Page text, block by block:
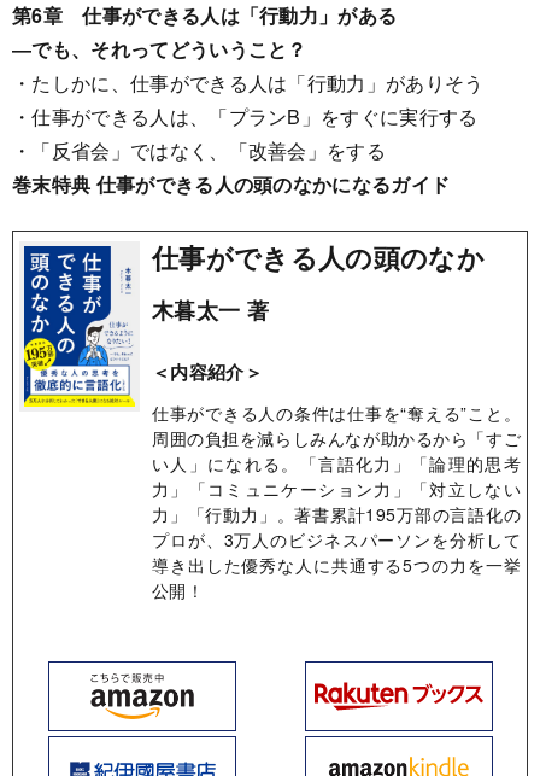
第6章 仕事ができる人は「行動力」がある
―でも、それってどういうこと？
・たしかに、仕事ができる人は「行動力」がありそう
・仕事ができる人は、「プランB」をすぐに実行する
・「反省会」ではなく、「改善会」をする
巻末特典 仕事ができる人の頭のなかになるガイド
仕事ができる人の頭のなか
木暮太一 著
＜内容紹介＞
仕事ができる人の条件は仕事を“奪える”こと。
周囲の負担を減らしみんなが助かるから「すご
い人」になれる。「言語化力」「論理的思考
力」「コミュニケーション力」「対立しない
力」「行動力」。著書累計195万部の言語化の
プロが、3万人のビジネスパーソンを分析して
導き出した優秀な人に共通する5つの力を一挙
公開！